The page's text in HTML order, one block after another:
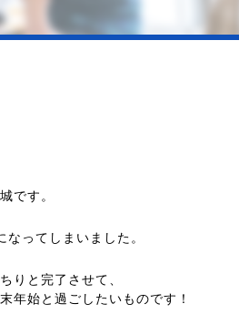
です。
ってしまいました。
りと完了させて、
年始と過ごしたいものです！